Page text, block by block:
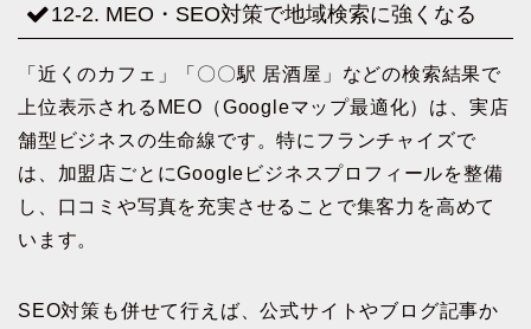
12-2. MEO・SEO対策で地域検索に強くなる
「近くのカフェ」「〇〇駅 居酒屋」などの検索結果で
上位表示されるMEO（Googleマップ最適化）は、実店
舗型ビジネスの生命線です。特にフランチャイズで
は、加盟店ごとにGoogleビジネスプロフィールを整備
し、口コミや写真を充実させることで集客力を高めて
います。
SEO対策も併せて行えば、公式サイトやブログ記事か